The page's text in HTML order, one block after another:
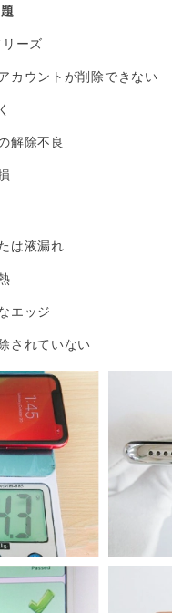
ーズ
カウントが削除できない
解除不良
は液漏れ
エッジ
されていない